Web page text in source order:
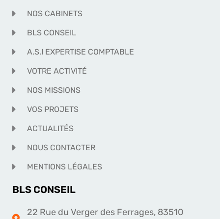
NOS CABINETS
BLS CONSEIL
A.S.I EXPERTISE COMPTABLE
VOTRE ACTIVITÉ
NOS MISSIONS
VOS PROJETS
ACTUALITÉS
NOUS CONTACTER
MENTIONS LÉGALES
BLS CONSEIL
22 Rue du Verger des Ferrages, 83510